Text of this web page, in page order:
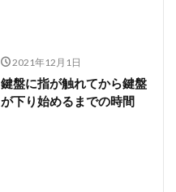
2021年12月1日
鍵盤に指が触れてから鍵盤
が下り始めるまでの時間